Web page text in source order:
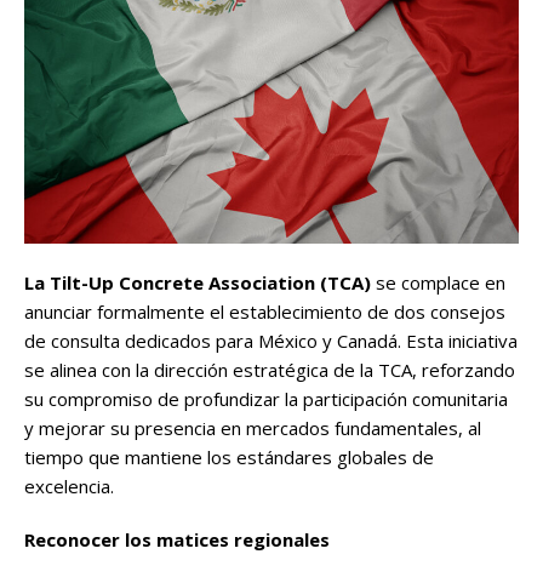
La Tilt-Up Concrete Association (TCA) se complace en
anunciar formalmente el establecimiento de dos consejos
de consulta dedicados para México y Canadá. Esta iniciativa
se alinea con la dirección estratégica de la TCA, reforzando
su compromiso de profundizar la participación comunitaria
y mejorar su presencia en mercados fundamentales, al
tiempo que mantiene los estándares globales de
excelencia.
Reconocer los matices regionales